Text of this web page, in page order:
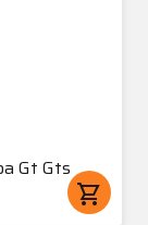
Gt Gts
shopping_cart